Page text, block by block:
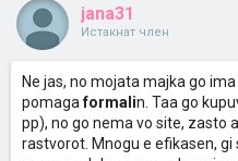
jana31
Истакнат член
Ne jas, no mojata majka go
pomagaformalin. Taa go
pp), no go nema vo site, zasto
rastvorot. Mnogu e efikasen,